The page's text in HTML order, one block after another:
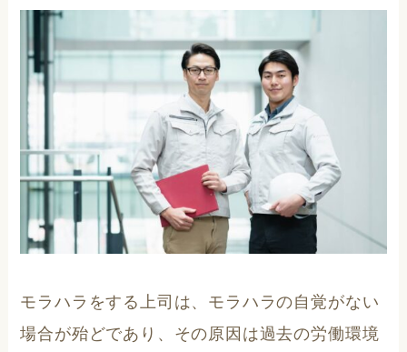
モラハラをする上司は、モラハラの自覚がない
場合が殆どであり、その原因は過去の労働環境